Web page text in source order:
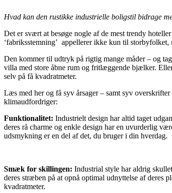
Hvad kan den rustikke industrielle boligstil bidrage
Det er svært at besøge nogle af de mest trendy
‘fabriksstemning’ appellerer ikke kun til
Den kommer til udtryk på rigtig mange måder – og
villa med store åbne rum og fritlæggende bjælker.
selv på få kvadratmeter.
Læs med her og få syv årsager – samt syv
klimaudfordriger:
Funktionalitet: Industrielt design har altid taget
deres rå charme og enkle design har en uvurderlig
udsmykning er en del af det, du bruger i din hverdag.
Smæk for skillingen: Industrial style har aldrig
deres stræben på at opnå optimal udnyttelse af deres
kvadratmeter.